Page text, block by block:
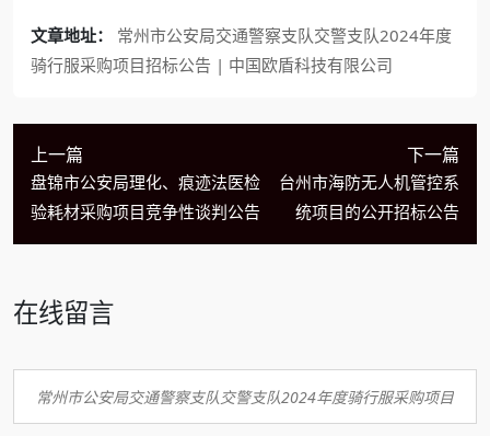
文章地址：
常州市公安局交通警察支队交警支队2024年度
骑行服采购项目招标公告 | 中国欧盾科技有限公司
上一篇
盘锦市公安局理化、痕迹法医检
验耗材采购项目竞争性谈判公告
下一篇
台州市海防无人机管控系
统项目的公开招标公告
在线留言